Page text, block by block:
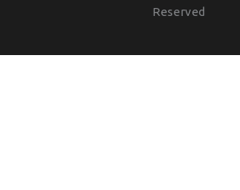
Reserved